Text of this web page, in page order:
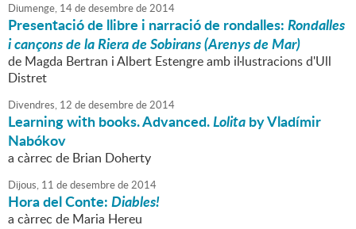
Diumenge, 14dedesembrede2014
Presentació de llibre i narració de rondalles:Rondalles
i cançons de la Riera de Sobirans (Arenys de Mar)
de Magda Bertran i Albert Estengre amb il·lustracions d'Ull
Distret
Divendres, 12 dedesembrede2014
Learning with books. Advanced.Lolitaby Vladímir
Nabókov
a càrrec de Brian Doherty
Dijous, 11 dedesembrede2014
Hora del Conte:Diables!
a càrrec de Maria Hereu